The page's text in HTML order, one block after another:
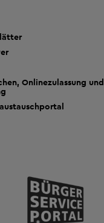
Onlinezulassung und